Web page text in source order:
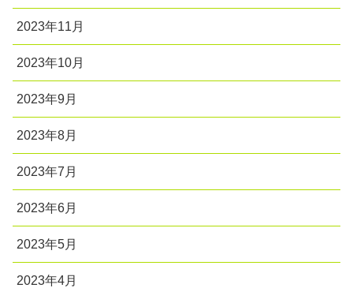
2023年11月
2023年10月
2023年9月
2023年8月
2023年7月
2023年6月
2023年5月
2023年4月